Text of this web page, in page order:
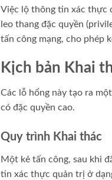
Việc lộ thông tin xác thực
leo thang đặc quyền
tấn công mạng, cho phép
Kịch bản Khai
Các lỗ hổng này tạo ra
có đặc quyền cao.
Quy trình Khai thác
Một kẻ tấn công, sau khi
tin xác thực quản trị ở